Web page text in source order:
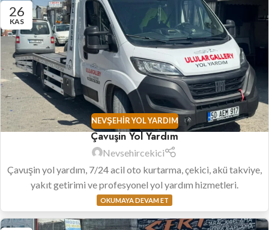
26
KAS
NEVŞEHIR YOL YARDIM
Çavuşin Yol Yardım
Nevsehircekici
Çavuşin yol yardım, 7/24 acil oto kurtarma, çekici, akü takviye,
yakıt getirimi ve profesyonel yol yardım hizmetleri.
OKUMAYA DEVAM ET